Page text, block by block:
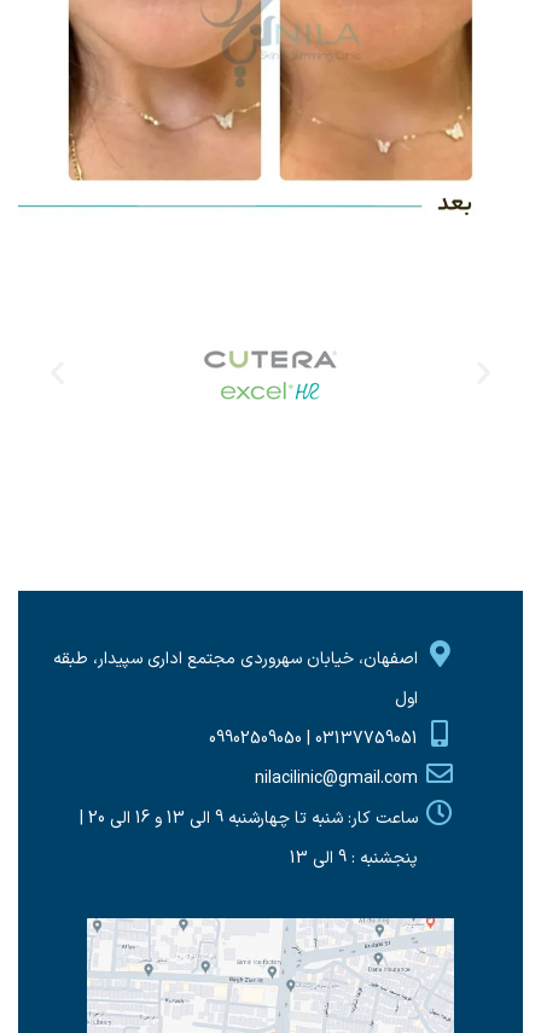
اصفهان، خیابان سهروردی مجتمع اداری سپیدار، طبقه
اول
03137759051 | 09902509050
nilacilinic@gmail.com
ساعت کار: شنبه تا چهارشنبه 9 الی 13 و 16 الی 20 |
پنجشنبه : 9 الی 13